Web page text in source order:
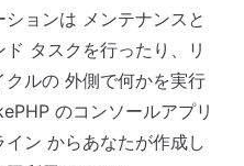
ョンは メンテナンスと
タスクを行ったり、リ
ルの 外側で何かを実行
のコンソールアプリ
ン からあなたが作成し